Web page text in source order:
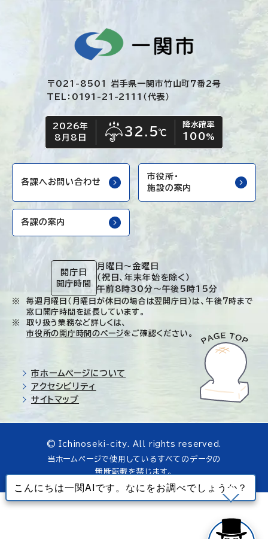
〒021-8501 岩手県一関市竹山町7番2号
TEL：0191-21-2111（代表）
今日の日付
2026年
8月8日
今日の天気
雨
32.5℃
降水確率
100%
各課へお問い合わせ
市役所・
施設の案内
各課の案内
開庁日
開庁時間
月曜日～金曜日
（祝日、年末年始を除く）
午前8時30分～午後5時15分
毎週月曜日（月曜日が休日の場合は翌開庁日）は、午後7時まで
窓口開庁時間を延長しています。
取り扱う業務など詳しくは、
市役所の開庁時間のページをご確認ください。
市ホームページについて
アクセシビリティ
サイトマップ
© Ichinoseki-city. All rights reserved.
当ホームページで使用しているすべてのデータの
無断転載を禁じます。